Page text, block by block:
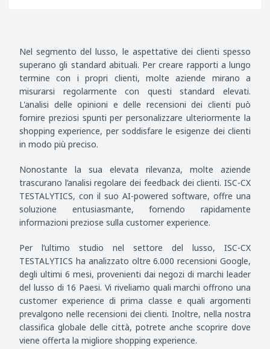
Nel segmento del lusso, le aspettative dei clienti spesso
superano gli standard abituali. Per creare rapporti a lungo
termine con i propri clienti, molte aziende mirano a
misurarsi regolarmente con questi standard elevati.
L'analisi delle opinioni e delle recensioni dei clienti può
fornire preziosi spunti per personalizzare ulteriormente la
shopping experience, per soddisfare le esigenze dei clienti
in modo più preciso.
Nonostante la sua elevata rilevanza, molte aziende
trascurano l’analisi regolare dei feedback dei clienti. ISC-CX
TESTALYTICS, con il suo AI-powered software, offre una
soluzione entusiasmante, fornendo rapidamente
informazioni preziose sulla customer experience.
Per l’ultimo studio nel settore del lusso, ISC-CX
TESTALYTICS ha analizzato oltre 6.000 recensioni Google,
degli ultimi 6 mesi, provenienti dai negozi di marchi leader
del lusso di 16 Paesi. Vi riveliamo quali marchi offrono una
customer experience di prima classe e quali argomenti
prevalgono nelle recensioni dei clienti. Inoltre, nella nostra
classifica globale delle città, potrete anche scoprire dove
viene offerta la migliore shopping experience.